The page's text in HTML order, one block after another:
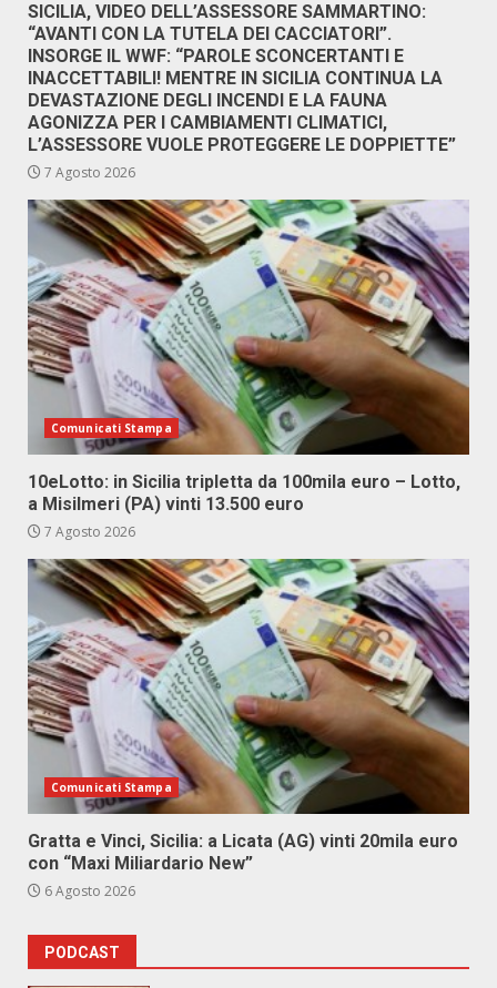
SICILIA, VIDEO DELL’ASSESSORE SAMMARTINO:
“AVANTI CON LA TUTELA DEI CACCIATORI”.
INSORGE IL WWF: “PAROLE SCONCERTANTI E
INACCETTABILI! MENTRE IN SICILIA CONTINUA LA
DEVASTAZIONE DEGLI INCENDI E LA FAUNA
AGONIZZA PER I CAMBIAMENTI CLIMATICI,
L’ASSESSORE VUOLE PROTEGGERE LE DOPPIETTE”
7 Agosto 2026
Comunicati Stampa
10eLotto: in Sicilia tripletta da 100mila euro – Lotto,
a Misilmeri (PA) vinti 13.500 euro
7 Agosto 2026
Comunicati Stampa
Gratta e Vinci, Sicilia: a Licata (AG) vinti 20mila euro
con “Maxi Miliardario New”
6 Agosto 2026
PODCAST